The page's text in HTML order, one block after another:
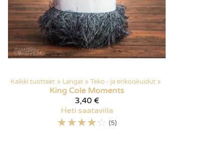
Kaikki tuotteet ‪» Langat ‪» Teko - ja erikoiskuidut ‪»
King Cole Moments
3,40 €
Heti saatavilla
☆☆☆☆☆ (5)